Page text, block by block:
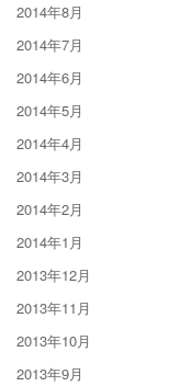
2014年8月
2014年7月
2014年6月
2014年5月
2014年4月
2014年3月
2014年2月
2014年1月
2013年12月
2013年11月
2013年10月
2013年9月